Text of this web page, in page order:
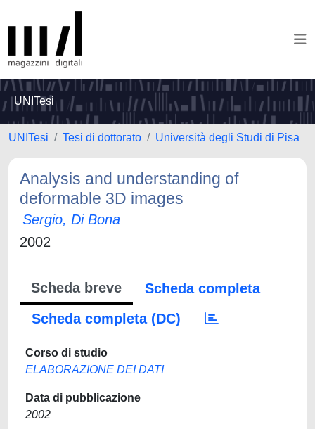
UNITesi
UNITesi Tesi di dottorato Università degli Studi di Pisa
Analysis and understanding of
deformable 3D images
Sergio, Di Bona
2002
Scheda breve
Scheda completa
Scheda completa (DC)
Corso di studio
ELABORAZIONE DEI DATI
Data di pubblicazione
2002